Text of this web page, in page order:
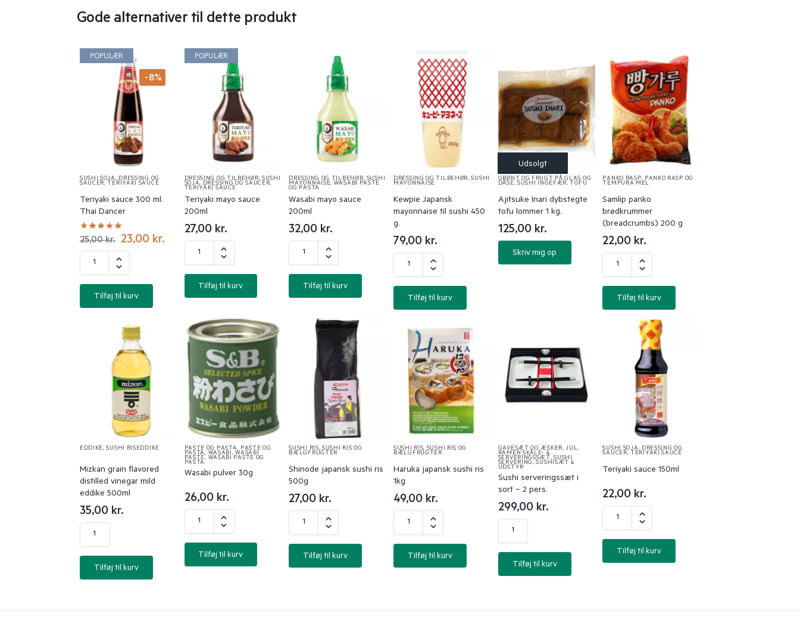
Gode alternativer til dette produkt
-8%
POPULÆR
SUSHI SOJA, DRESSING OG
SAUCER, TERIYAKI SAUCE
Teriyaki sauce 300 ml.
Thai Dancer
25,00kr. 23,00 kr.
Tilføj til kurv
POPULÆR
DRESSING OG TILBEHØR,SUSHI
SOJA, DRESSING OG SAUCER,
TERIYAKI SAUCE
Teriyaki mayo sauce
200ml
27,00 kr.
Tilføj til kurv
DRESSING OG TILBEHØR,SUSHI
MAYONNAISE, WASABI PASTE
OG PASTA
Wasabi mayo sauce
200ml
32,00 kr.
Tilføj til kurv
DRESSING OG TILBEHØR,SUSHI
MAYONNAISE
Kewpie Japansk
mayonnaise til sushi 450
g.
79,00 kr.
Tilføj til kurv
GRØNT OG FRUGT PÅ GLAS OG
DÅSE, SUSHI INGEFÆR, TOFU
Ajitsuke Inari dybstegte
tofu lommer 1 kg.
125,00 kr.
Skriv mig op
PANKO RASP,PANKO RASP OG
TEMPURA MEL
Samlip panko
brødkrummer
(breadcrumbs) 200 g
22,00 kr.
Tilføj til kurv
EDDIKE,SUSHI RISEDDIKE
Mizkan grain flavored
distilled vinegar mild
eddike 500ml
35,00 kr.
Tilføj til kurv
PASTE OG PASTA,PASTE OG
PASTA, WASABI,WASABI
PASTE, WASABI PASTE OG
PASTA
Wasabi pulver 30g
26,00 kr.
Tilføj til kurv
SUSHI RIS,SUSHI RIS OG
BÆLGFRUGTER
Shinode japansk sushi ris
500g
27,00 kr.
Tilføj til kurv
SUSHI RIS,SUSHI RIS OG
BÆLGFRUGTER
Haruka japansk sushi ris
1kg
49,00 kr.
Tilføj til kurv
GAVESÆT OG ÆSKER,JUL,
RAMEN SKÅLE- &
SERVERINGSSÆT ,SUSHI
SERVERING,SUSHISÆT &
UDSTYR
Sushi serveringssæt i
sort – 2 pers.
299,00 kr.
Tilføj til kurv
SUSHI SOJA, DRESSING OG
SAUCER, TERIYAKI SAUCE
Teriyaki sauce 150ml
22,00 kr.
Tilføj til kurv